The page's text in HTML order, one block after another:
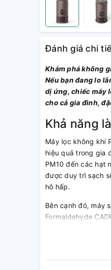
Đánh giá chi
Khám phá không
Nếu bạn đang lo
dị ứng, chiếc máy
cho cả gia đình,
Khả năng
Máy lọc không khí
hiệu quả trong gia
PM10 đến các hạt
được duy trì sạch
hô hấp.
Bên cạnh đó, máy
Formaldehyde
phần hạn chế các